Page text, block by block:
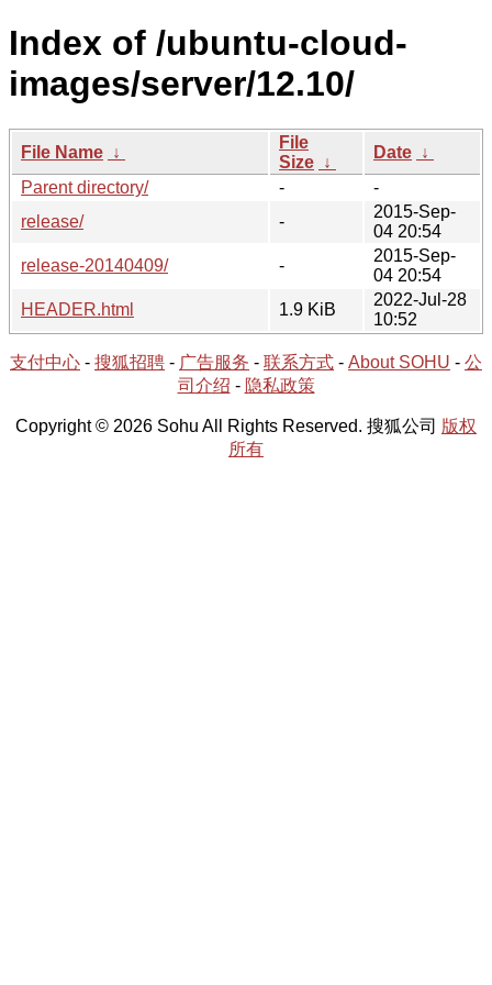
Index of /ubuntu-cloud-
images/server/12.10/
File Name ↓
File
Size ↓
Date ↓
Parent directory/
-
-
release/
-
2015-Sep-
04 20:54
release-20140409/
-
2015-Sep-
04 20:54
HEADER.html
1.9 KiB
2022-Jul-28
10:52
支付中心 - 搜狐招聘 - 广告服务 - 联系方式 - About SOHU - 公
司介绍 - 隐私政策
Copyright © 2026 Sohu All Rights Reserved. 搜狐公司 版权
所有